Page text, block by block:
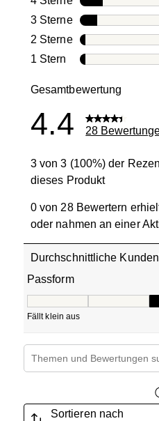
3 SterneSterne
2 SterneSterne
1 Stern Sterne
Gesamtbewertung
4.4 28
3 von 3 (100%) der
dieses Produkt
0 von 28 Bewertern
oder nahmen an einer
Durchschnittliche
Passform
Fällt klein aus
Suchthemen und
Sortieren nach